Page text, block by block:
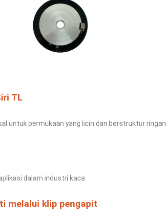
TL
untukpermukaan yang licin dan berstrukturringan
dalam industri kaca
melalui klip pengapit